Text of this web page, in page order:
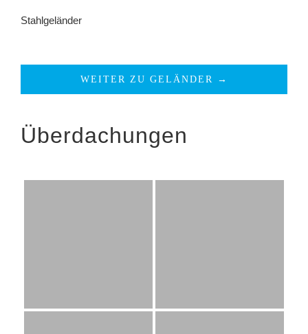
Stahlgeländer
WEITER ZU GELÄNDER →
Überdachungen